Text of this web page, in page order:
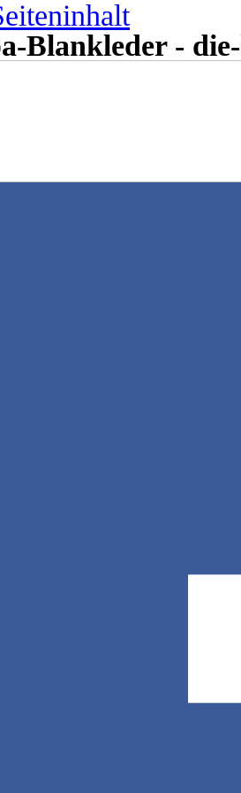
Blankleder -